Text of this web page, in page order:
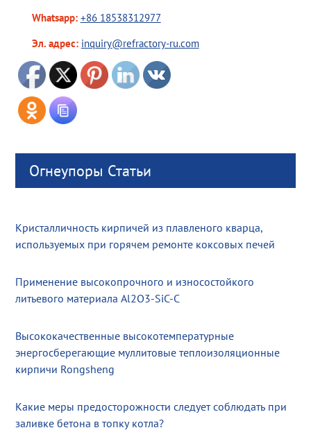
Whatsapp: +86 18538312977
Эл. адрес: inquiry@refractory-ru.com
Огнеупоры Статьи
Кристалличность кирпичей из плавленого кварца,
используемых при горячем ремонте коксовых печей
Применение высокопрочного и износостойкого
литьевого материала Al2O3-SiC-C
Высококачественные высокотемпературные
энергосберегающие муллитовые теплоизоляционные
кирпичи Rongsheng
Какие меры предосторожности следует соблюдать при
заливке бетона в топку котла?